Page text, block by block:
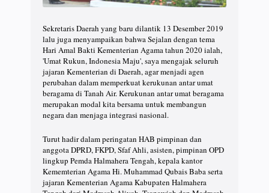
Sekretaris Daerah yang baru dilantik 13 Desember 2019
lalu juga menyampaikan bahwa Sejalan dengan tema
Hari Amal Bakti Kementerian Agama tahun 2020 ialah,
'Umat Rukun, Indonesia Maju', saya mengajak seluruh
jajaran Kementerian di Daerah, agar menjadi agen
perubahan dalam memperkuat kerukunan antar umat
beragama di Tanah Air. Kerukunan antar umat beragama
merupakan modal kita bersama untuk membangun
negara dan menjaga integrasi nasional.
Turut hadir dalam peringatan HAB pimpinan dan
anggota DPRD, FKPD, Sfaf Ahli, asisten, pimpinan OPD
lingkup Pemda Halmahera Tengah, kepala kantor
Kememterian Agama Hi. Muhammad Qubais Baba serta
jajaran Kementerian Agama Kabupaten Halmahera